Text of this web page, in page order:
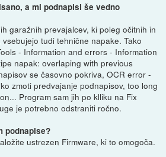
a mi podnapisi še vedno
garažnih prevajalcev, ki poleg očitnih in
tudi tehnične napake. Tako
- Information and errors - Information
napak: overlaping with previous
se časovno pokriva, OCR error -
zmoti predvajanje podnapisov, too long
Program sam jih po klliku na Fix
je potrebno odstraniti ročno.
podnapise?
ustrezen Firmware, ki to omogoča.